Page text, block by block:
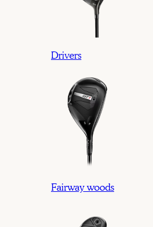
Drivers
Fairway woods